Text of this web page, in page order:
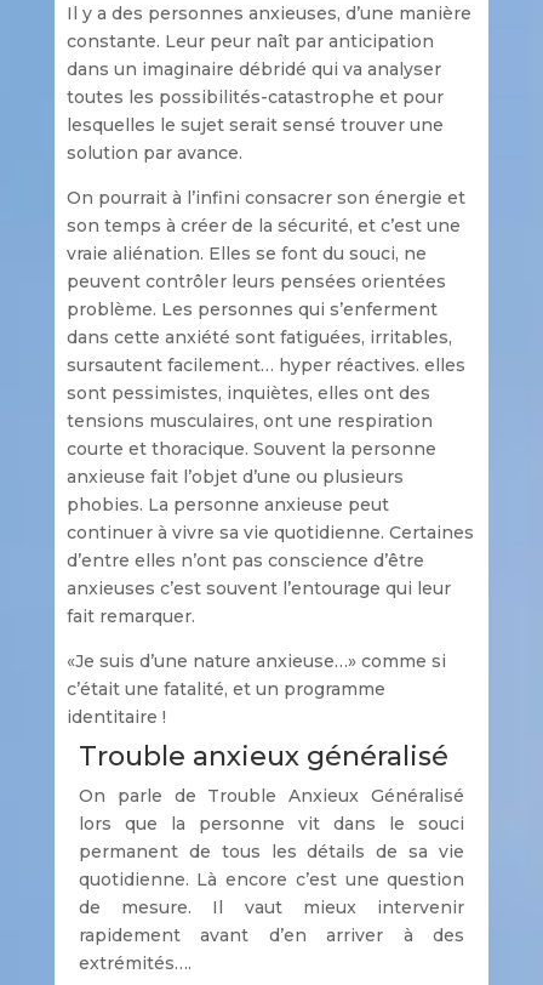
Il y a des personnes anxieuses, d’une manière
constante. Leur peur naît par anticipation
dans un imaginaire débridé qui va analyser
toutes les possibilités-catastrophe et pour
lesquelles le sujet serait sensé trouver une
solution par avance.
On pourrait à l’infini consacrer son énergie et
son temps à créer de la sécurité, et c’est une
vraie aliénation. Elles se font du souci, ne
peuvent contrôler leurs pensées orientées
problème. Les personnes qui s’enferment
dans cette anxiété sont fatiguées, irritables,
sursautent facilement… hyper réactives. elles
sont pessimistes, inquiètes, elles ont des
tensions musculaires, ont une respiration
courte et thoracique. Souvent la personne
anxieuse fait l’objet d’une ou plusieurs
phobies. La personne anxieuse peut
continuer à vivre sa vie quotidienne. Certaines
d’entre elles n’ont pas conscience d’être
anxieuses c’est souvent l’entourage qui leur
fait remarquer.
«Je suis d’une nature anxieuse…» comme si
c’était une fatalité, et un programme
identitaire !
Trouble anxieux généralisé
On parle de Trouble Anxieux Généralisé
lors que la personne vit dans le souci
permanent de tous les détails de sa vie
quotidienne. Là encore c’est une question
de mesure. Il vaut mieux intervenir
rapidement avant d’en arriver à des
extrémités….